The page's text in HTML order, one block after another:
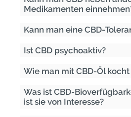
Medikamenten
Kann man eine CBD-
Ist CBD psychoaktiv?
Wie man mit CBD-Öl kocht
Was ist CBD-
ist sie von Interesse?